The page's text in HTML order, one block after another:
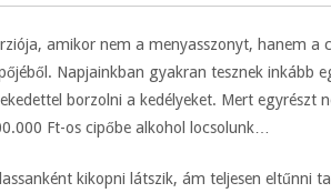
amikor nem a menyasszonyt, hanem
Napjainkban gyakran tesznek inkább
borzolni a kedélyeket. Mert
Ft-os cipőbe alkohol locsolunk…
kikopni látszik, ám teljesen eltűnni